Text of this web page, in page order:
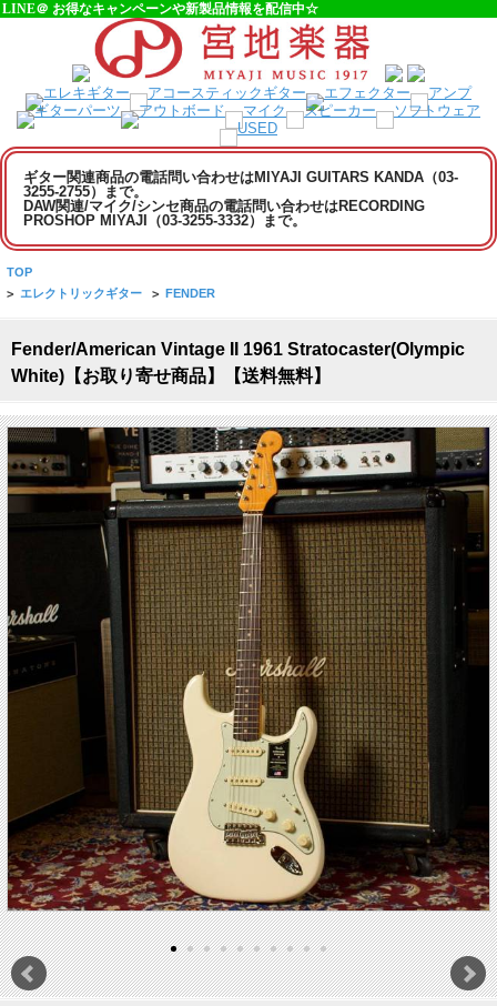
LINE＠ お得なキャンペーンや新製品情報を配信中☆
ギター関連商品の電話問い合わせはMIYAJI GUITARS KANDA（03-
3255-2755）まで。
DAW関連/マイク/シンセ商品の電話問い合わせはRECORDING
PROSHOP MIYAJI（03-3255-3332）まで。
TOP
> エレクトリックギター > FENDER
Fender/American Vintage II 1961 Stratocaster(Olympic
White)【お取り寄せ商品】【送料無料】